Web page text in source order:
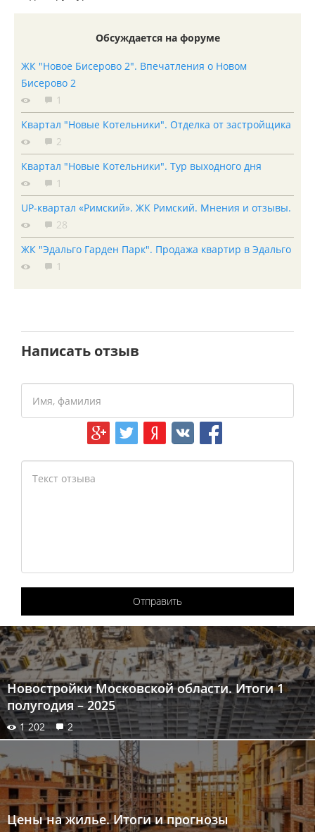
Обсуждается на форуме
ЖК "Новое Бисерово 2". Впечатления о Новом
Бисерово 2
1
Квартал "Новые Котельники". Отделка от застройщика
2
Квартал "Новые Котельники". Тур выходного дня
1
UP-квартал «Римский». ЖК Римский. Мнения и отзывы.
28
ЖК "Эдальго Гарден Парк". Продажа квартир в Эдальго
1
Написать отзыв
Отправить
Новостройки Московской области. Итоги 1
полугодия – 2025
1 202 2
Цены на жилье. Итоги и прогнозы